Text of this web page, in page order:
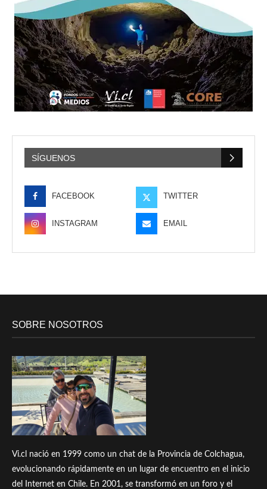
SÍGUENOS
FACEBOOK TWITTER
INSTAGRAM EMAIL
SOBRE NOSOTROS
Vi.cl nació en 1999 como un chat de la Provincia de Colchagua,
evolucionando rápidamente en un lugar de encuentro en el inicio
del Internet en Chile. En 2001, se transformó en un foro y el